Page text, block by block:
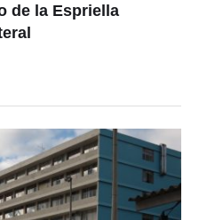
de la Espriella